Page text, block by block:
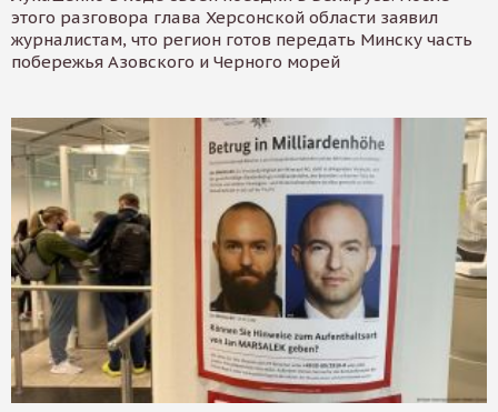
этого разговора глава Херсонской области заявил
журналистам, что регион готов передать Минску часть
побережья Азовского и Черного морей